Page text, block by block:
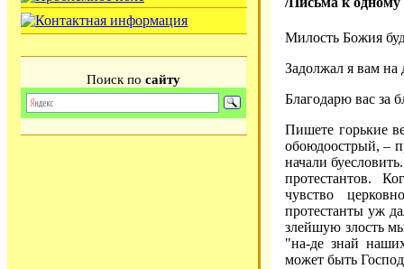
Поиск по сайту
Милость Божия
Задолжал я вам на
Благодарю вас за
Пишете горькие
обоюдоострый, –
начали
протестантов.
чувство
протестанты уж
злейшую злость
"на-де знай
может быть